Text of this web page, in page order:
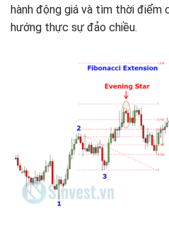
hành động giá và tìm thời
hướng thực sự đảo chiều.